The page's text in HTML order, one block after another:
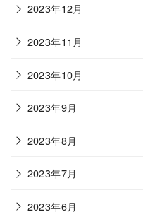
2023年12月
2023年11月
2023年10月
2023年9月
2023年8月
2023年7月
2023年6月